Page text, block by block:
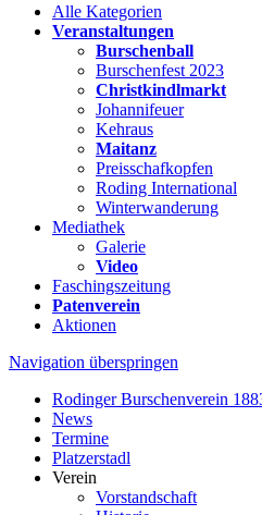
Alle Kategorien
Veranstaltungen
Burschenball
Burschenfest 2023
Christkindlmarkt
Johannifeuer
Kehraus
Maitanz
Preisschafkopfen
Roding International
Winterwanderung
Mediathek
Galerie
Video
Faschingszeitung
Patenverein
Aktionen
Navigation überspringen
Rodinger Burschenverein
News
Termine
Platzerstadl
Verein
Vorstandschaft